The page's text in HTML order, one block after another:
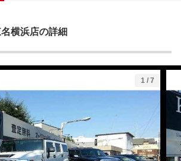
横浜店の詳細
1 / 7